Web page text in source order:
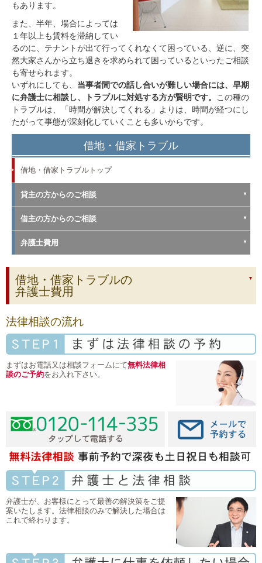
もあります。
また、半年、場合によっては
１年以上も賃料を滞納してい
るのに、テナントが出て行ってくれなくて困っている、逆に、突
然大家さんから立ち退きを求められて困っているといったご相談
も寄せられます。
いずれにしても、 当事者間での話し合いが難しい場合には、早期
に弁護士に相談し、トラブルに対処する方が賢明です。
この種の
トラブルは、「時間が解決してくれる」よりは、時間が経つにし
たがって事態が深刻化していくことも多いからです。
借地・借家トラブル
借地・借家トラブルトップ
貸主の方からのご相談
借主の方からのご相談
弁護士費用
借地・借家トラブルの
弁護士費用
法律相談の流れ
まずはお電話又は相談フォームにて無料法律相
談のご予約をお入れ下さい。
弁護士が、お客様にとって最善の解決策をご提
案いたします。法律相談のみで解決した場合は
これで終わります。